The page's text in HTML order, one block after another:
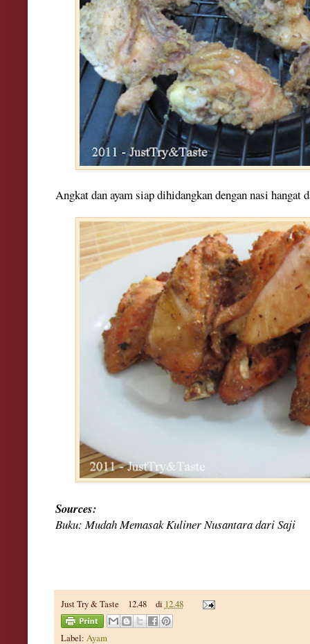
Angkat dan ayam siap dihidangkan dengan nasi hangat
Sources:
Buku: Mudah Memasak Kuliner Nusantara dari Saji
Just Try & Taste 12.48 di 12.48
Label: Ayam